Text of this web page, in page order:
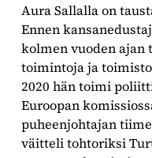
Aura Sallalla on
Ennen
kolmen vuoden ajan
toimintoja ja
2020 hän toimi
Euroopan
puheenjohtajan
väitteli tohtoriksi